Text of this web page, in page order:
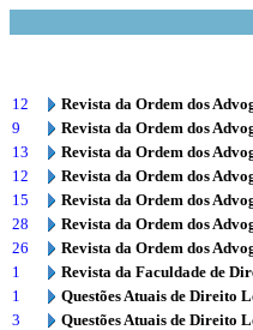
12
Revista da Ordem dos
9
Revista da Ordem dos
13
Revista da Ordem dos
12
Revista da Ordem dos
15
Revista da Ordem dos
28
Revista da Ordem dos
26
Revista da Ordem dos
1
Revista da Faculdade de
1
Questões Atuais de Direito
3
Questões Atuais de Direito